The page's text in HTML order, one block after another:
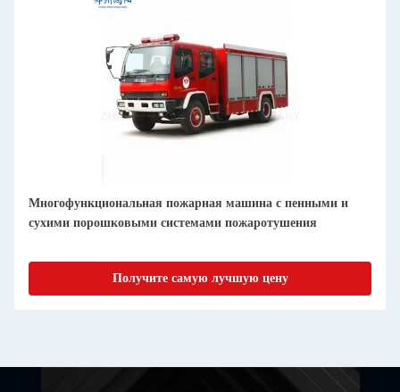
Многофункциональная пожарная машина с пенными и
сухими порошковыми системами пожаротушения
Получите самую лучшую цену